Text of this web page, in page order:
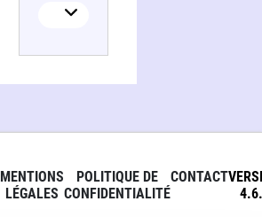
MENTIONS
LÉGALES
POLITIQUE DE
CONFIDENTIALITÉ
CONTACT